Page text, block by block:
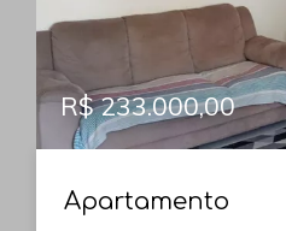
R$ 233.000,00
Apartamento